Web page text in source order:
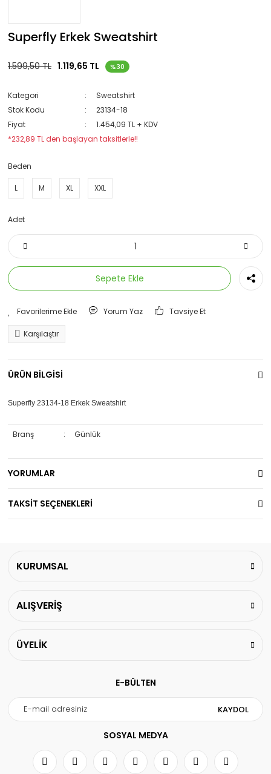
Superfly Erkek Sweatshirt
1.599,50 TL 1.119,65 TL %30
Kategori
Sweatshirt
Stok Kodu
23134-18
Fiyat
1.454,09 TL + KDV
*232,89 TL den başlayan taksitlerle!!
Beden
L M XL XXL
Adet
Sepete Ekle
Yorum Yaz Tavsiye Et
Karşılaştır
ÜRÜN BİLGİSİ
Superfly 23134-18 Erkek Sweatshirt
Branş : Günlük
YORUMLAR
TAKSİT SEÇENEKLERİ
KURUMSAL
ALIŞVERİŞ
ÜYELİK
E-BÜLTEN
KAYDOL
SOSYAL MEDYA